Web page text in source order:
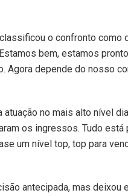
o confronto como
bem, estamos
Agora depende do nosso
no mais alto nível
os ingressos. Tudo está
um nível top, top para
antecipada, mas deixou